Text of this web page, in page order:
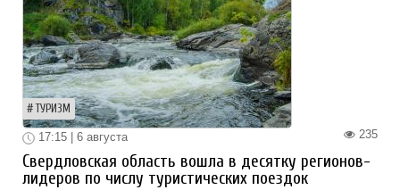
ТУРИЗМ
235
17:15 | 6 августа
Свердловская область вошла в десятку регионов-
лидеров по числу туристических поездок